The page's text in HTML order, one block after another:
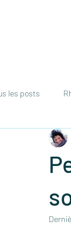
les posts
Système